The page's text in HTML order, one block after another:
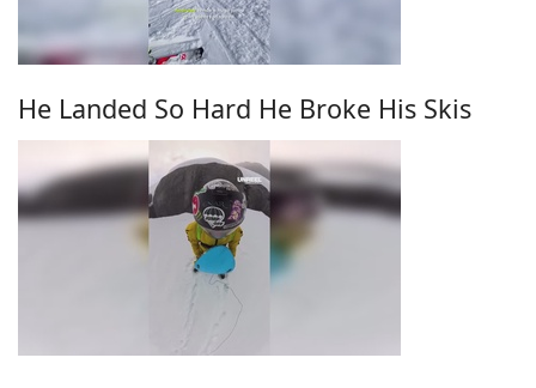
He Landed So Hard He Broke His Skis